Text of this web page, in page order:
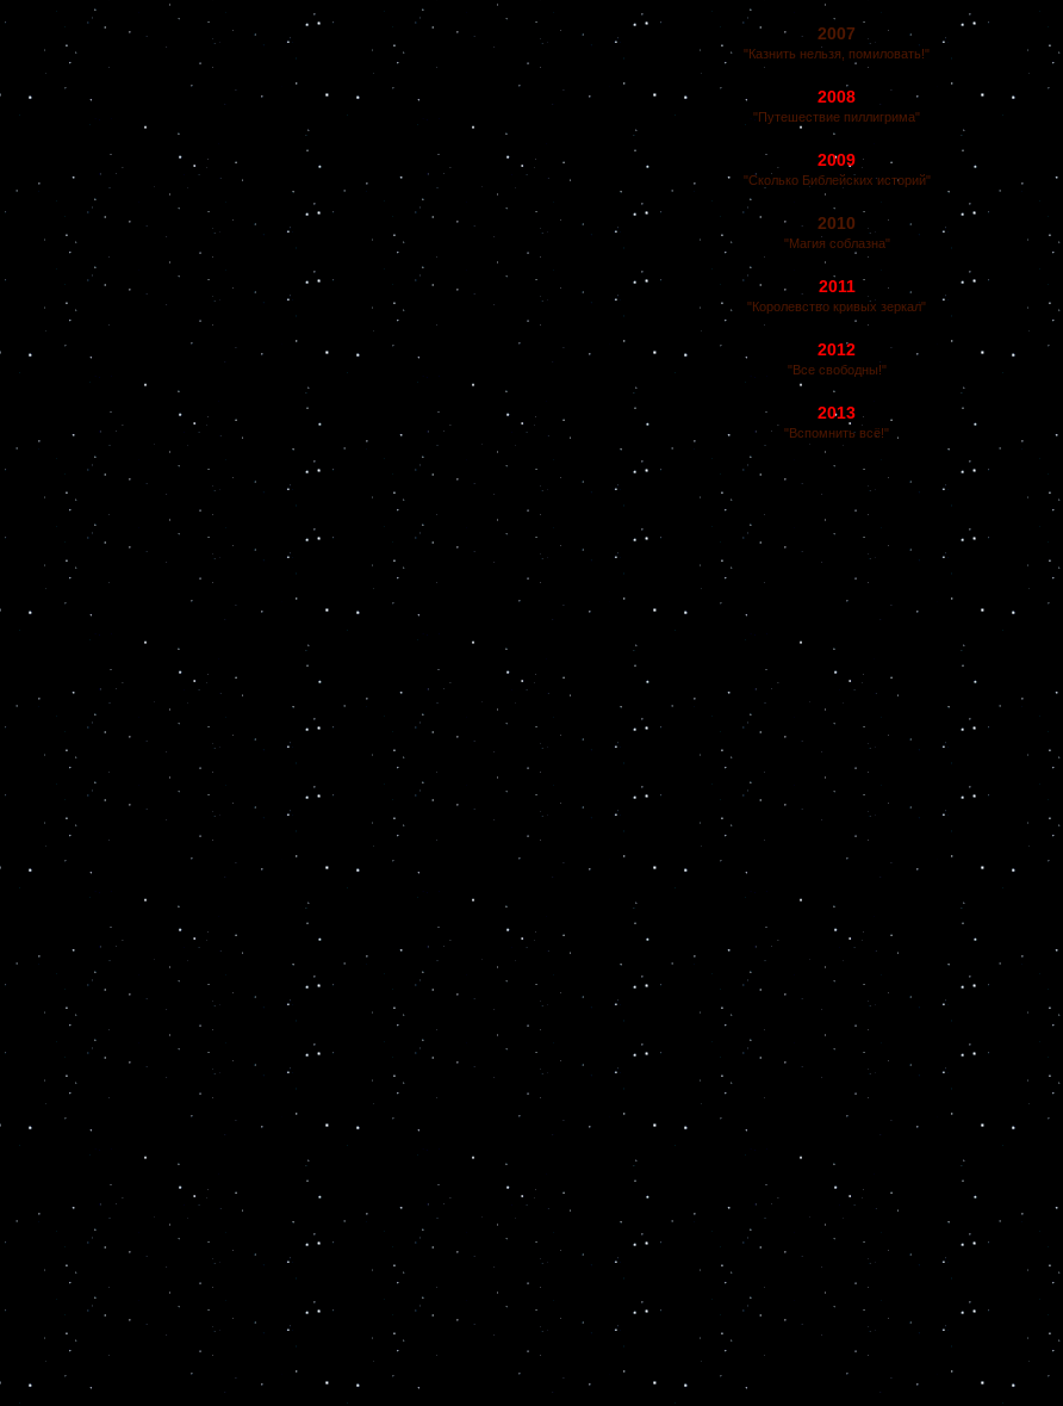
2007
"Казнить нельзя, помиловать!"
2008
"Путешествие пиллигрима"
2009
"Сколько Библейских историй"
2010
"Магия соблазна"
2011
"Королевство кривых зеркал"
2012
"Все свободны!"
2013
"Вспомнить всё!"